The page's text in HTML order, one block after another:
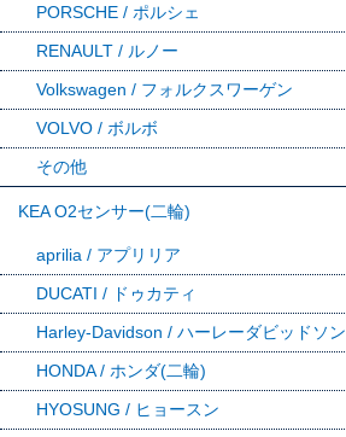
PORSCHE / ポルシェ
RENAULT / ルノー
Volkswagen / フォルクスワーゲン
VOLVO / ボルボ
その他
KEA O2センサー(二輪)
aprilia / アプリリア
DUCATI / ドゥカティ
Harley-Davidson / ハーレーダビッドソン
HONDA / ホンダ(二輪)
HYOSUNG / ヒョースン